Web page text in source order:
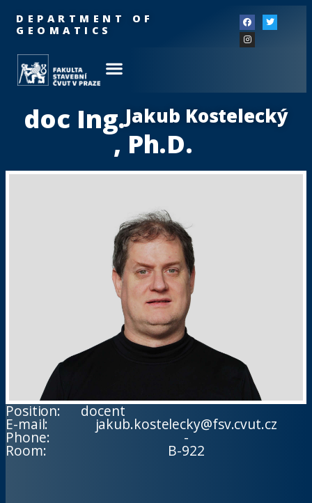
DEPARTMENT OF
GEOMATICS
doc Ing.Jakub Kostelecký
, Ph.D.
Position:
E-mail:
Phone:
Room:
docent
jakub.kostelecky@fsv.cvut.cz
-
B-922